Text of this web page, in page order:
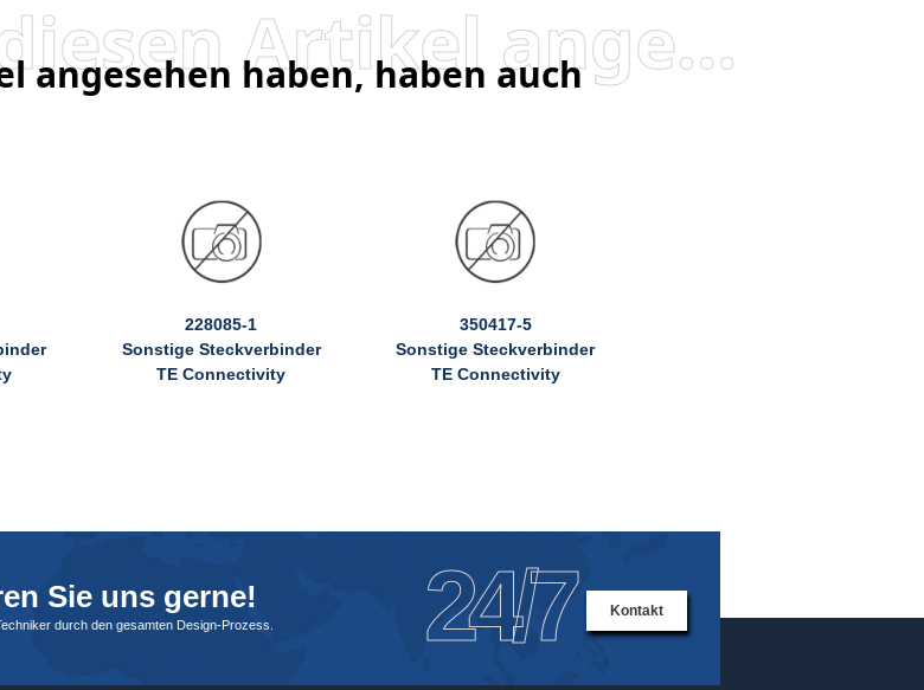
Besucher, die diesen Artikel angesehen haben, haben auch angesehen
angesehen haben, haben auch
228085-1
Sonstige Steckverbinder
TE Connectivity
350417-5
Sonstige Steckverbinder
TE Connectivity
Sie uns gerne!
durch den gesamten Design-Prozess. 24/7 Kontakt